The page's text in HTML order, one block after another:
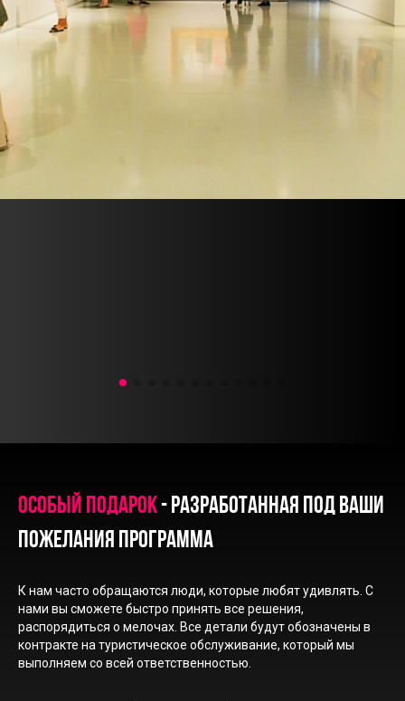
Особый подарок- разработанная под ваши
пожелания программа
К нам часто обращаются люди, которые любят удивлять. С
нами вы сможете быстро принять все решения,
распорядиться о мелочах. Все детали будут обозначены в
контракте на туристическое обслуживание, который мы
выполняем со всей ответственностью.